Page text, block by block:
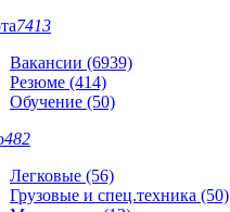
7413
Вакансии (6939)
Резюме (414)
Обучение (50)
482
Легковые (56)
Грузовые и спец.техника (50)